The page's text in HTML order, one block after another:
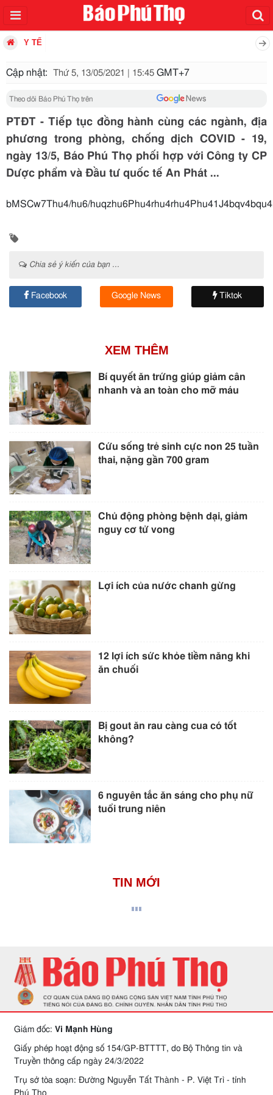
Y TẾ
Cập nhật: Thứ 5, 13/05/2021 | 15:45 GMT+7
Theo dõi Báo Phú Thọ trên
PTĐT - Tiếp tục đồng hành cùng các ngành, địa
phương trong phòng, chống dịch COVID - 19,
ngày 13/5, Báo Phú Thọ phối hợp với Công ty CP
Dược phẩm và Đầu tư quốc tế An Phát ...
bMSCw7Thu4/hu6/
Chia sẻ ý kiến của bạn ...
Facebook Google News Tiktok
XEM THÊM
Bí quyết ăn trứng giúp giảm cân
nhanh và an toàn cho mỡ máu
Cứu sống trẻ sinh cực non 25 tuần
thai, nặng gần 700 gram
Chủ động phòng bệnh dại, giảm
nguy cơ tử vong
Lợi ích của nước chanh gừng
12 lợi ích sức khỏe tiềm năng khi
ăn chuối
Bị gout ăn rau càng cua có tốt
không?
6 nguyên tắc ăn sáng cho phụ nữ
tuổi trung niên
TIN MỚI
Giám đốc: Vi Mạnh Hùng
Giấy phép hoạt động số 154/GP-BTTTT, do Bộ Thông tin và
Truyền thông cấp ngày 24/3/2022
Trụ sở tòa soạn: Đường Nguyễn Tất Thành - P. Việt Trì - tỉnh
Phú Thọ